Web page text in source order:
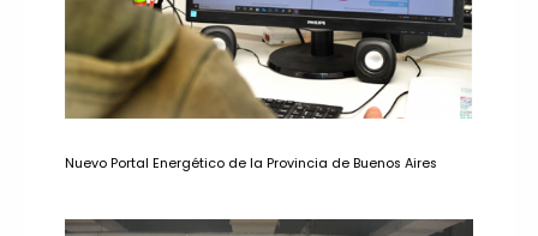
Nuevo Portal Energético de la Provincia de Buenos Aires